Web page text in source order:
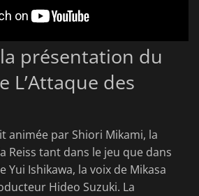
la présentation du
L’Attaque des
animée par Shiori Mikami, la
Reiss tant dans le jeu que dans
Yui Ishikawa, la voix de Mikasa
Hideo Suzuki. La